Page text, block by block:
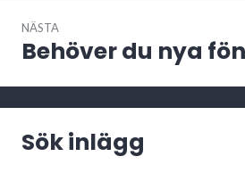
NÄSTA
Nästa
Behöver du nya
Sök inlägg